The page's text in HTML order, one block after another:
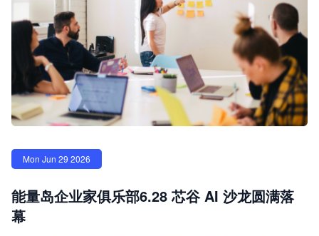
Mon Jun 29 2026
能量岛企业家俱乐部6.28 芯谷 AI 沙龙圆满落
幕